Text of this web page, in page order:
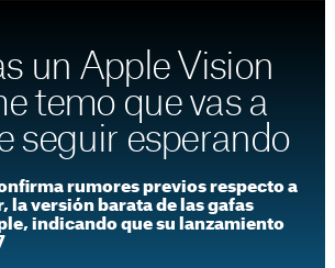
un Apple Vision
temo que vas a
seguir esperando
rumores previos respecto a
la versión barata de las gafas
indicando que su lanzamiento